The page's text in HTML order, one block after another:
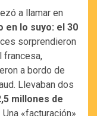
a llamar en
en lo suyo: el 30
sorprendieron
francesa,
a bordo de
Llevaban dos
millones de
Una «facturación»